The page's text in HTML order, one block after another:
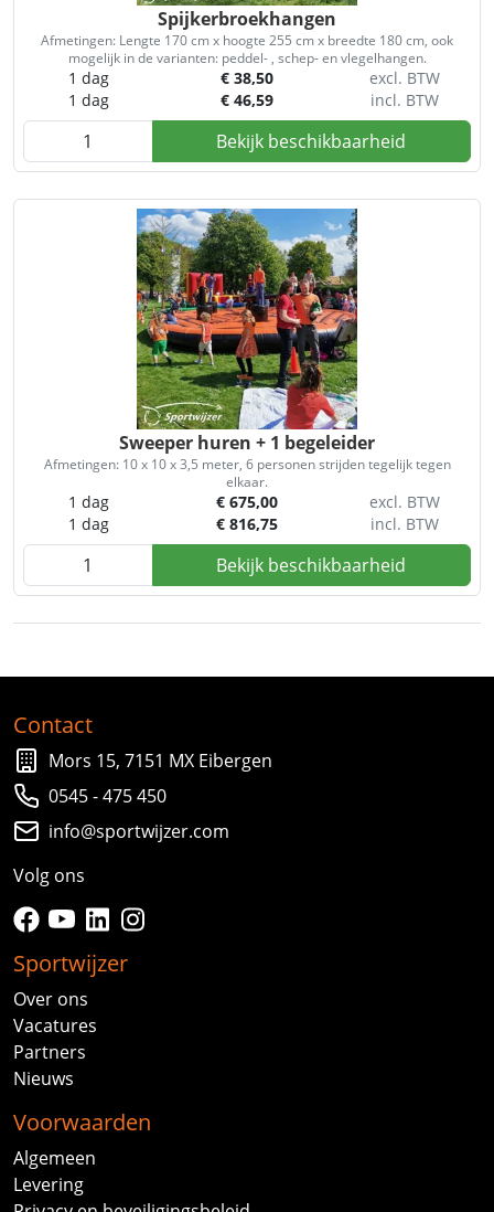
Spijkerbroekhangen
1 dag € 38,50
excl. BTW
1 dag
€ 46,59 incl. BTW
Afmetingen: Lengte 170 cm x hoogte 255 cm x breedte 180 cm, ook
mogelijk in de varianten: peddel- , schep- en vlegelhangen.
Bekijk beschikbaarheid
Sweeper huren + 1 begeleider
1 dag € 675,00
excl. BTW
1 dag
€ 816,75 incl. BTW
Afmetingen: 10 x 10 x 3,5 meter, 6 personen strijden tegelijk tegen
elkaar.
Bekijk beschikbaarheid
Contact
Mors 15, 7151 MX Eibergen
0545 - 475 450
info@sportwijzer.com
Volg ons
facebookyoutubelinkedininstagram
Sportwijzer
Over ons
Vacatures
Partners
Nieuws
Voorwaarden
Algemeen
Levering